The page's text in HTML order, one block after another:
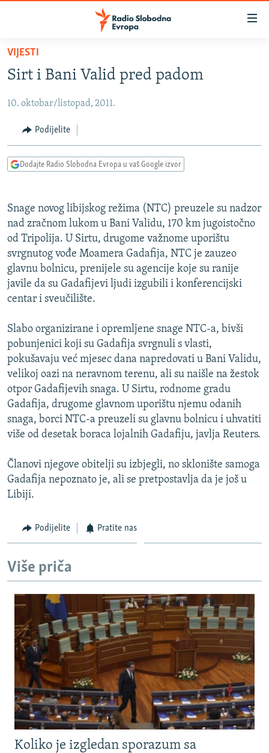
Pređite
glavni
Pređite
Pređite
SRBIJA
KOSOVO
VIZUELNO
FOTOGALERIJE
INFOGRAFIKE
RAT U UKRAJINI
KINA NA BALKANU
RSE PRIČE IZ SVIJETA
ISPRIČAJ MI
DNEVNO@RSE
SPECIJALI RSE
VIŠE OD NASLOVA
GENOCID U SREBRENICI
POPLAVE I KLIZIŠTA U BIH 2024.
TV LIBERTY
POST SCRIPTUM
TRI DECENIJE OD RATA U BIH
SVE KARTE DEJTONA
PRATITE NAS
Sve RFE/RL stranice
VIJESTI
Sirt i Bani Valid pred padom
10. oktobar/listopad, 2011.
Podijelite
Dodajte Radio Slobodna Evropa u vaš Google izvor
Snage novog libijskog režima (NTC) preuzele su nadzor
nad zračnom lukom u Bani Validu, 170 km jugoistočno
od Tripolija. U Sirtu, drugome važnome uporištu
svrgnutog vođe Moamera Gadafija, NTC je zauzeo
glavnu bolnicu, prenijele su agencije koje su ranije
javile da su Gadafijevi ljudi izgubili i konferencijski
centar i sveučilište.
Slabo organizirane i opremljene snage NTC-a, bivši
pobunjenici koji su Gadafija svrgnuli s vlasti,
pokušavaju već mjesec dana napredovati u Bani Validu,
velikoj oazi na neravnom terenu, ali su naišle na žestok
otpor Gadafijevih snaga. U Sirtu, rodnome gradu
Gadafija, drugome glavnom uporištu njemu odanih
snaga, borci NTC-a preuzeli su glavnu bolnicu i uhvatiti
više od desetak boraca lojalnih Gadafiju, javlja Reuters.
Članovi njegove obitelji su izbjegli, no sklonište samoga
Gadafija nepoznato je, ali se pretpostavlja da je još u
Libiji.
Podijelite Pratite nas
Više priča
Koliko je izgledan sporazum sa